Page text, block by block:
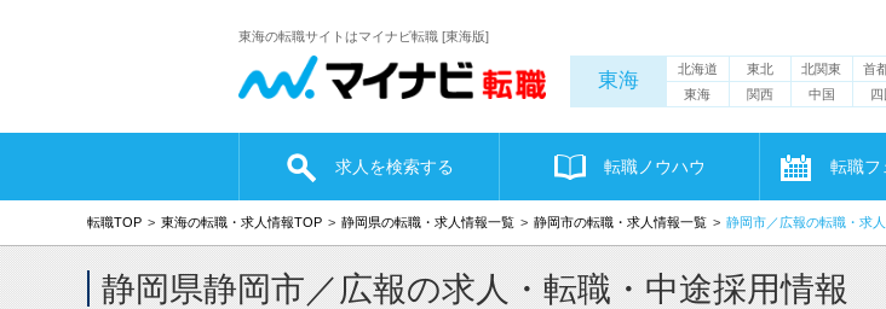
東海の転職サイトはマイナビ転職 [東海版]
東海 北海道 東北 北関東 首
東海
関西 中国 四
求人を検索する 転職ノウハウ 転職フ
転職TOP 東海の転職・求人情報TOP 静岡県の転職・求人情報一覧 静岡市の転職・求人情報一覧 静岡市／広報の転職・求
静岡県静岡市／広報の求人・転職・中途採用情報